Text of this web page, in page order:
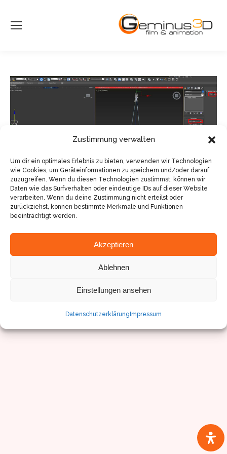
Zustimmung verwalten
Um dir ein optimales Erlebnis zu bieten, verwenden wir Technologien
wie Cookies, um Geräteinformationen zu speichern und/oder darauf
zuzugreifen. Wenn du diesen Technologien zustimmst, können wir
Daten wie das Surfverhalten oder eindeutige IDs auf dieser Website
verarbeiten. Wenn du deine Zustimmung nicht erteilst oder
zurückziehst, können bestimmte Merkmale und Funktionen
beeinträchtigt werden.
Akzeptieren
Ablehnen
Einstellungen ansehen
Datenschutzerklärung Impressum
© Sven Pfister, Geminus 3D